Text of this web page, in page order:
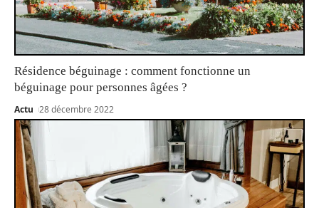
Résidence béguinage : comment fonctionne un
béguinage pour personnes âgées ?
Actu 28 décembre 2022